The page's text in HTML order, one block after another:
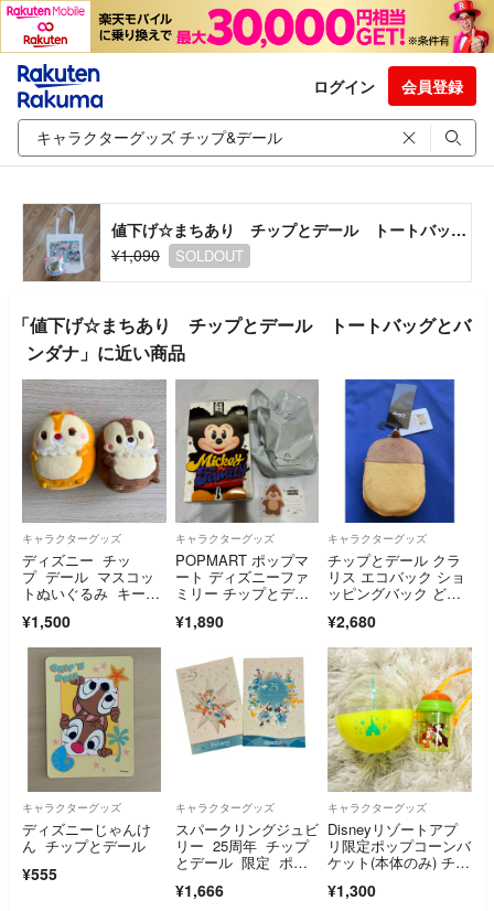
ログイン 会員登録
値下げ☆まちあり チップとデール トートバッグとバンダナ
¥1,090
SOLDOUT
「値下げ☆まちあり チップとデール トートバッグとバ
ンダナ」に近い商品
キャラクターグッズ
ディズニー チッ
プ デール マスコッ
トぬいぐるみ キーホ
¥1,500
キャラクターグッズ
POPMART ポップマ
ート ディズニーファ
ミリー チップとデー
¥1,890
キャラクターグッズ
チップとデール クラ
リス エコバック ショ
ッピングバック どん
¥2,680
キャラクターグッズ
ディズニーじゃんけ
ん チップとデール
¥555
キャラクターグッズ
スパークリングジュビ
リー 25周年 チップ
とデール 限定 ポス
¥1,666
キャラクターグッズ
Disneyリゾートアプ
リ限定ポップコーンバ
ケット(本体のみ) チッ
¥1,300